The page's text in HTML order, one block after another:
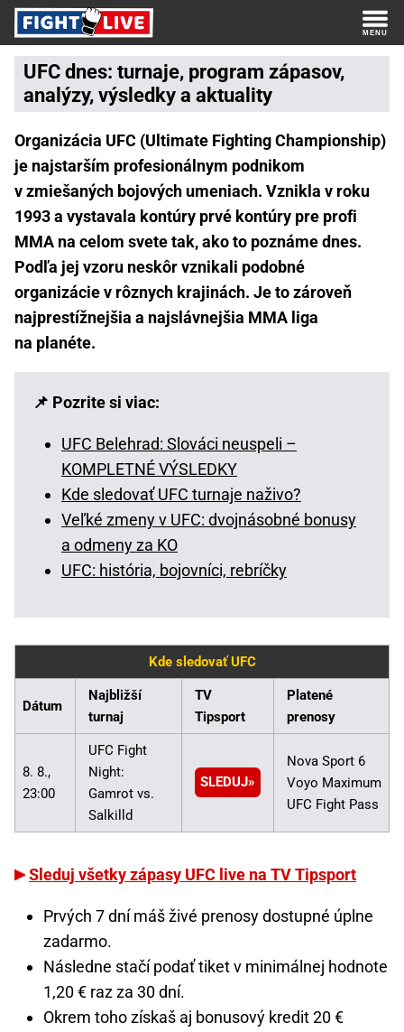
UFC dnes: turnaje, program zápasov,
analýzy, výsledky a aktuality
Organizácia UFC (Ultimate Fighting Championship)
je najstarším profesionálnym podnikom
v zmiešaných bojových umeniach. Vznikla v roku
1993 a vystavala kontúry prvé kontúry pre profi
MMA na celom svete tak, ako to poznáme dnes.
Podľa jej vzoru neskôr vznikali podobné
organizácie v rôznych krajinách. Je to zároveň
najprestížnejšia a najslávnejšia MMA liga
na planéte.
📌 Pozrite si viac:
UFC Belehrad: Slováci neuspeli –
KOMPLETNÉ VÝSLEDKY
Kde sledovať UFC turnaje naživo?
Veľké zmeny v UFC: dvojnásobné bonusy
a odmeny za KO
UFC: história, bojovníci, rebríčky
Kde sledovať UFC
Dátum
Najbližší
turnaj
TV
Tipsport
Platené
prenosy
8. 8.,
23:00
UFC Fight
Night:
Gamrot vs.
Salkilld
SLEDUJ
Nova Sport 6
Voyo Maximum
UFC Fight Pass
Sleduj všetky zápasy UFC live na TV Tipsport
Prvých 7 dní máš živé prenosy dostupné úplne
zadarmo.
Následne stačí podať tiket v minimálnej hodnote
1,20 € raz za 30 dní.
Okrem toho získaš aj bonusový kredit 20 €